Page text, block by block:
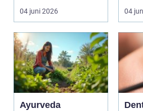
intresse för fotot...
04 juni 2026
kan
on...
04
Ayurveda
Dental